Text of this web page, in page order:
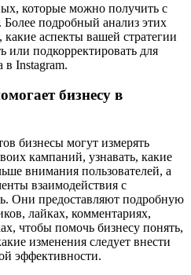
которые можно получить с
подробный анализ этих
аспекты вашей стратегии
или подкорректировать для
в Instagram.
бизнесу в
бизнесы могут измерять
кампаний, узнавать, какие
внимания пользователей, а
взаимодействия с
Они предоставляют подробную
лайках, комментариях,
чтобы помочь бизнесу понять,
изменения следует внести
эффективности.